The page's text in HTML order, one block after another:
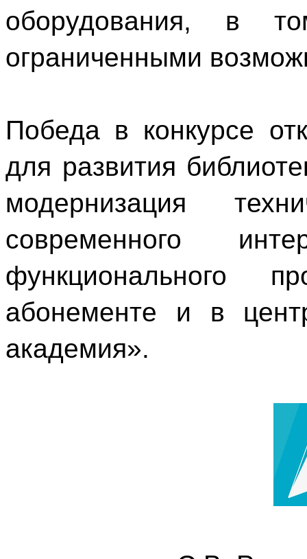
оборудования, в
ограниченными
Победа в конкурсе
для развития
модернизация
современного
функционального
абонементе и в
академия».